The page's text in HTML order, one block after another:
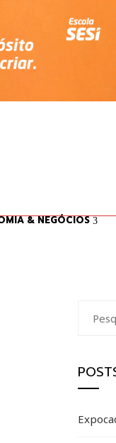
& NEGÓCIOS
por: